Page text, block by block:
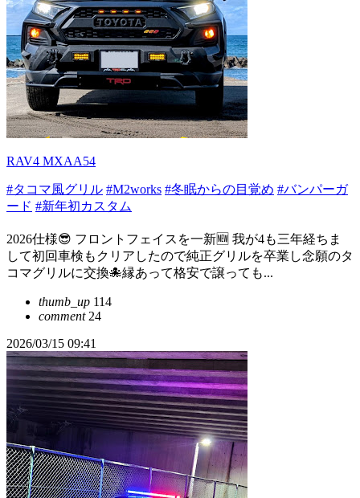
RAV4 MXAA54
#タコマ風グリル #M2works #冬眠からの目覚め #バンパーガ
ード #新年初カスタム
2026仕様😎 フロントフェイスを一新🆕 我が4も三年経ちま
して初回車検もクリアしたので純正グリルを卒業し念願のタ
コマグリルに交換🐙縁あって格安で譲っても...
thumb_up 114
comment24
2026/03/15 09:41